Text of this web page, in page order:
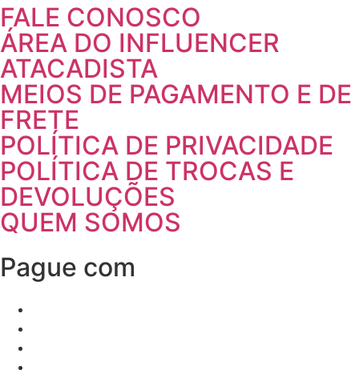
FALE CONOSCO
ÁREA DO INFLUENCER
ATACADISTA
MEIOS DE PAGAMENTO E DE
FRETE
POLÍTICA DE PRIVACIDADE
POLÍTICA DE TROCAS E
DEVOLUÇÕES
QUEM SOMOS
Pague com